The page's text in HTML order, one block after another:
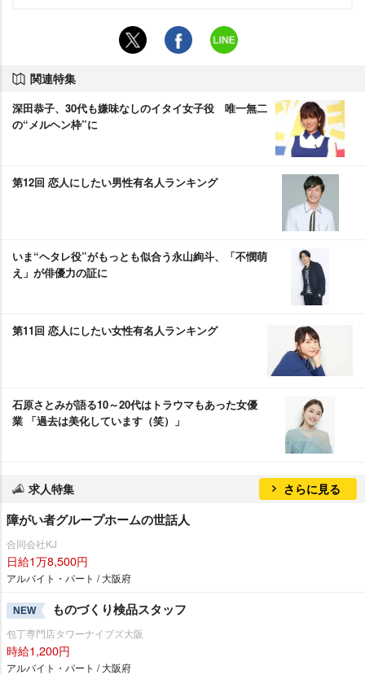
関連特集
深田恭子、30代も嫌味なしのイタイ女子役 唯一無二
の“メルヘン枠”に
第12回 恋人にしたい男性有名人ランキング
いま“ヘタレ役”がもっとも似合う永山絢斗、「不憫萌
え」が俳優力の証に
第11回 恋人にしたい女性有名人ランキング
石原さとみが語る10～20代はトラウマもあった女優
業 「過去は美化しています（笑）」
求人特集 さらに見る
障がい者グループホームの世話人
合同会社KJ
日給1万8,500円
アルバイト・パート / 大阪府
NEW ものづくり検品スタッフ
包丁専門店タワーナイブズ大阪
時給1,200円
アルバイト・パート / 大阪府